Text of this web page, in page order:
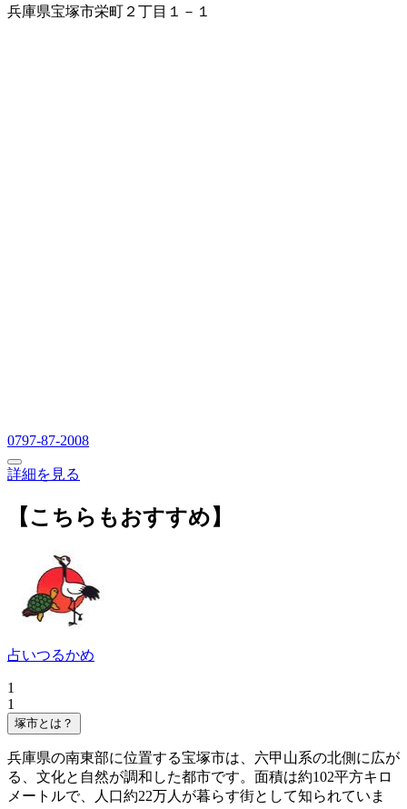
兵庫県宝塚市栄町２丁目１－１
0797-87-2008
詳細を見る
【こちらもおすすめ】
占いつるかめ
1
1
塚市とは？
兵庫県の南東部に位置する宝塚市は、六甲山系の北側に広が
る、文化と自然が調和した都市です。面積は約102平方キロ
メートルで、人口約22万人が暮らす街として知られていま